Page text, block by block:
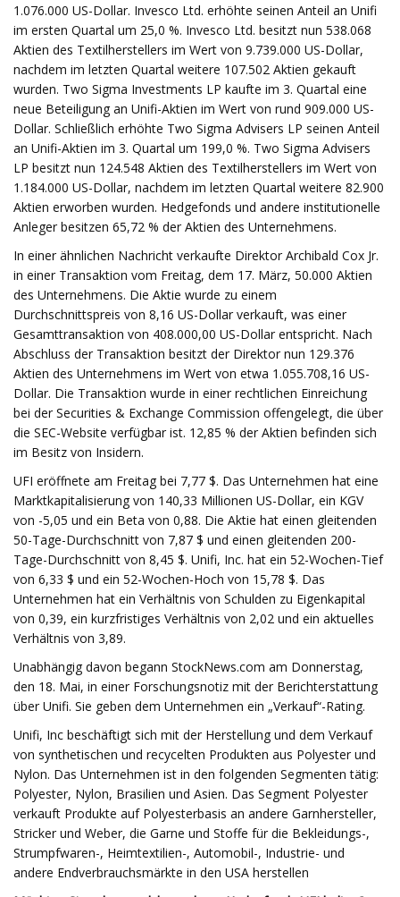
1.076.000 US-Dollar. Invesco Ltd. erhöhte seinen Anteil an Unifi
im ersten Quartal um 25,0 %. Invesco Ltd. besitzt nun 538.068
Aktien des Textilherstellers im Wert von 9.739.000 US-Dollar,
nachdem im letzten Quartal weitere 107.502 Aktien gekauft
wurden. Two Sigma Investments LP kaufte im 3. Quartal eine
neue Beteiligung an Unifi-Aktien im Wert von rund 909.000 US-
Dollar. Schließlich erhöhte Two Sigma Advisers LP seinen Anteil
an Unifi-Aktien im 3. Quartal um 199,0 %. Two Sigma Advisers
LP besitzt nun 124.548 Aktien des Textilherstellers im Wert von
1.184.000 US-Dollar, nachdem im letzten Quartal weitere 82.900
Aktien erworben wurden. Hedgefonds und andere institutionelle
Anleger besitzen 65,72 % der Aktien des Unternehmens.
In einer ähnlichen Nachricht verkaufte Direktor Archibald Cox Jr.
in einer Transaktion vom Freitag, dem 17. März, 50.000 Aktien
des Unternehmens. Die Aktie wurde zu einem
Durchschnittspreis von 8,16 US-Dollar verkauft, was einer
Gesamttransaktion von 408.000,00 US-Dollar entspricht. Nach
Abschluss der Transaktion besitzt der Direktor nun 129.376
Aktien des Unternehmens im Wert von etwa 1.055.708,16 US-
Dollar. Die Transaktion wurde in einer rechtlichen Einreichung
bei der Securities & Exchange Commission offengelegt, die über
die SEC-Website verfügbar ist. 12,85 % der Aktien befinden sich
im Besitz von Insidern.
UFI eröffnete am Freitag bei 7,77 $. Das Unternehmen hat eine
Marktkapitalisierung von 140,33 Millionen US-Dollar, ein KGV
von -5,05 und ein Beta von 0,88. Die Aktie hat einen gleitenden
50-Tage-Durchschnitt von 7,87 $ und einen gleitenden 200-
Tage-Durchschnitt von 8,45 $. Unifi, Inc. hat ein 52-Wochen-Tief
von 6,33 $ und ein 52-Wochen-Hoch von 15,78 $. Das
Unternehmen hat ein Verhältnis von Schulden zu Eigenkapital
von 0,39, ein kurzfristiges Verhältnis von 2,02 und ein aktuelles
Verhältnis von 3,89.
Unabhängig davon begann StockNews.com am Donnerstag,
den 18. Mai, in einer Forschungsnotiz mit der Berichterstattung
über Unifi. Sie geben dem Unternehmen ein „Verkauf“-Rating.
Unifi, Inc beschäftigt sich mit der Herstellung und dem Verkauf
von synthetischen und recycelten Produkten aus Polyester und
Nylon. Das Unternehmen ist in den folgenden Segmenten tätig:
Polyester, Nylon, Brasilien und Asien. Das Segment Polyester
verkauft Produkte auf Polyesterbasis an andere Garnhersteller,
Stricker und Weber, die Garne und Stoffe für die Bekleidungs-,
Strumpfwaren-, Heimtextilien-, Automobil-, Industrie- und
andere Endverbrauchsmärkte in den USA herstellen